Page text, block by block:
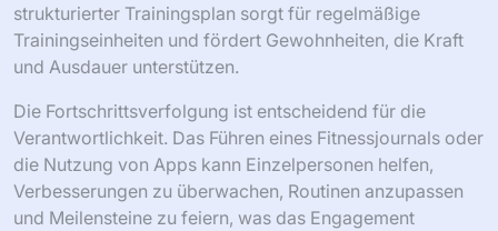
strukturierter Trainingsplan sorgt für regelmäßige
Trainingseinheiten und fördert Gewohnheiten, die Kraft
und Ausdauer unterstützen.
Die Fortschrittsverfolgung ist entscheidend für die
Verantwortlichkeit. Das Führen eines Fitnessjournals oder
die Nutzung von Apps kann Einzelpersonen helfen,
Verbesserungen zu überwachen, Routinen anzupassen
und Meilensteine zu feiern, was das Engagement